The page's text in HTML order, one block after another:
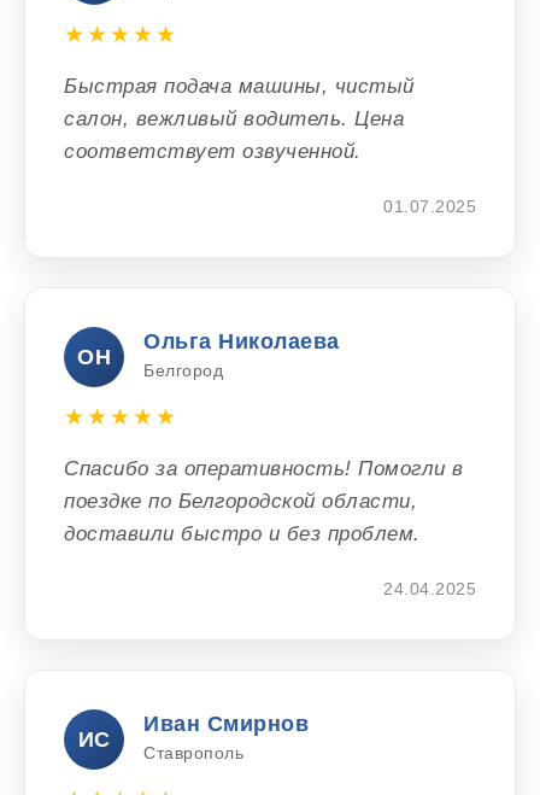
★★★★★
Быстрая подача машины, чистый
салон, вежливый водитель. Цена
соответствует озвученной.
01.07.2025
ОН
Ольга Николаева
Белгород
★★★★★
Спасибо за оперативность! Помогли в
поездке по Белгородской области,
доставили быстро и без проблем.
24.04.2025
ИС
Иван Смирнов
Ставрополь